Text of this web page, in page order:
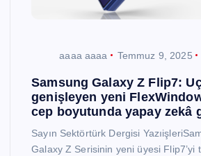
aaaa aaaa Temmuz 9, 2025
Samsung Galaxy Z Flip7:
genişleyen yeni
cep boyutunda yapay zekâ
Sayın Sektörtürk Dergisi
Galaxy Z Serisinin yeni üyesi Flip7’yi